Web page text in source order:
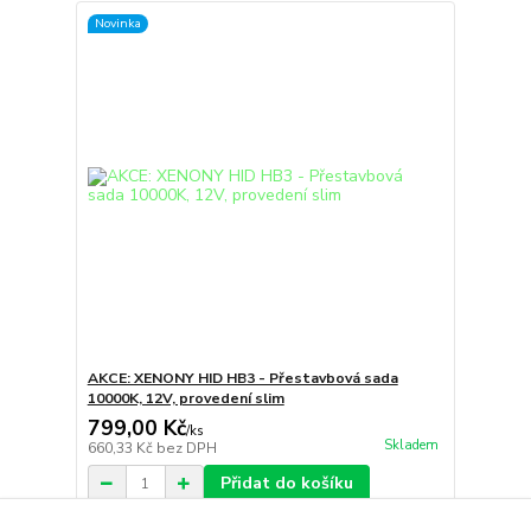
Novinka
AKCE: XENONY HID HB3 - Přestavbová sada
10000K, 12V, provedení slim
799,00 Kč/ks
660,33 Kč bez DPH Skladem
Přidat do košíku